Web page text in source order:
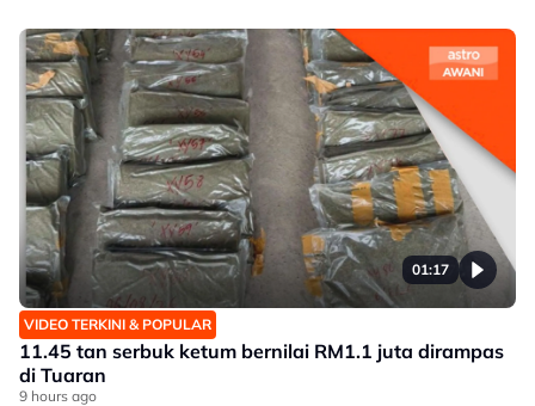
01:17
VIDEO TERKINI & POPULAR
11.45 tan serbuk ketum bernilai RM1.1 juta dirampas
di Tuaran
9 hours ago